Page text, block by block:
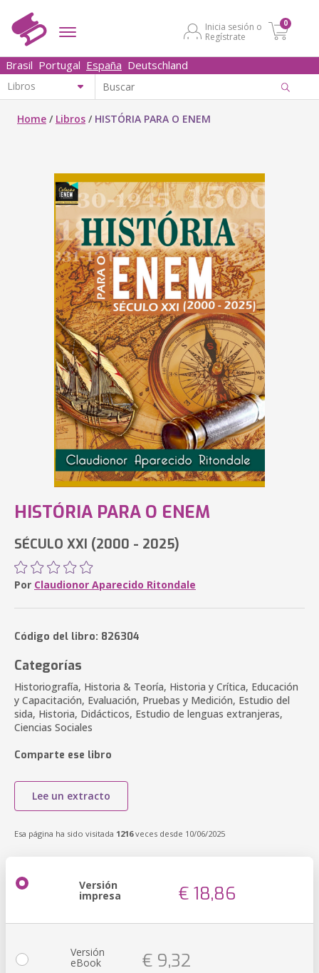
Inicia sesión o
Regístrate
0
Brasil Portugal España Deutschland
Home / Libros / HISTÓRIA PARA O ENEM
HISTÓRIA PARA O ENEM
SÉCULO XXI (2000 - 2025)
Por Claudionor Aparecido Ritondale
Código del libro: 826304
Categorías
Historiografía, Historia & Teoría, Historia y Crítica, Educación
y Capacitación, Evaluación, Pruebas y Medición, Estudio del
sida, Historia, Didácticos, Estudio de lenguas extranjeras,
Ciencias Sociales
Comparte ese libro
Lee un extracto
Esa página ha sido visitada 1216veces desde 10/06/2025
Versión
impresa € 18,86
Versión
eBook € 9,32